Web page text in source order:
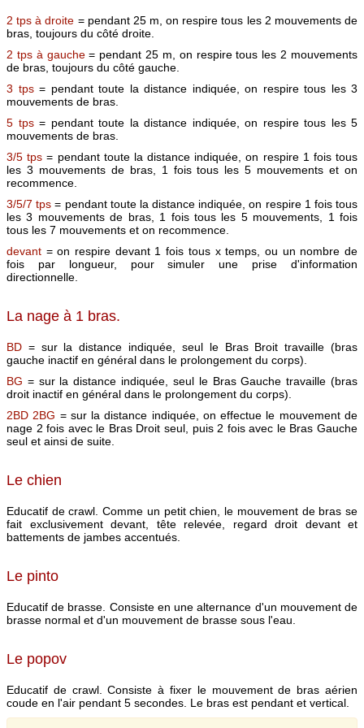
2 tps à droite = pendant 25 m, on respire tous les 2 mouvements de
bras, toujours du côté droite.
2 tps à gauche= pendant 25 m, on respire tous les 2 mouvements
de bras, toujours du côté gauche.
3 tps= pendant toute la distance indiquée, on respire tous les 3
mouvements de bras.
5 tps= pendant toute la distance indiquée, on respire tous les 5
mouvements de bras.
3/5 tps = pendant toute la distance indiquée, on respire 1 fois tous
les 3 mouvements de bras, 1 fois tous les 5 mouvements et on
recommence.
3/5/7 tps = pendant toute la distance indiquée, on respire 1 fois tous
les 3 mouvements de bras, 1 fois tous les 5 mouvements, 1 fois
tous les 7 mouvements et on recommence.
devant = on respire devant 1 fois tous x temps, ou un nombre de
fois par longueur, pour simuler une prise d'information
directionnelle.
La nage à 1 bras.
BD = sur la distance indiquée, seul le Bras Broit travaille (bras
gauche inactif en général dans le prolongement du corps).
BG = sur la distance indiquée, seul le Bras Gauche travaille (bras
droit inactif en général dans le prolongement du corps).
2BD 2BG = sur la distance indiquée, on effectue le mouvement de
nage 2 fois avec le Bras Droit seul, puis 2 fois avec le Bras Gauche
seul et ainsi de suite.
Le chien
Educatif de crawl. Comme un petit chien, le mouvement de bras se
fait exclusivement devant, tête relevée, regard droit devant et
battements de jambes accentués.
Le pinto
Educatif de brasse. Consiste en une alternance d'un mouvement de
brasse normal et d'un mouvement de brasse sous l'eau.
Le popov
Educatif de crawl. Consiste à fixer le mouvement de bras aérien
coude en l'air pendant 5 secondes. Le bras est pendant et vertical.